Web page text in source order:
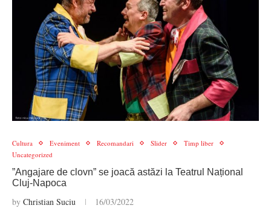
Cultura Eveniment Recomandari Slider
Timp liber
Uncategorized
”Angajare de clovn” se joacă astăzi la Teatrul Național
Cluj-Napoca
by Christian Suciu 16/03/2022